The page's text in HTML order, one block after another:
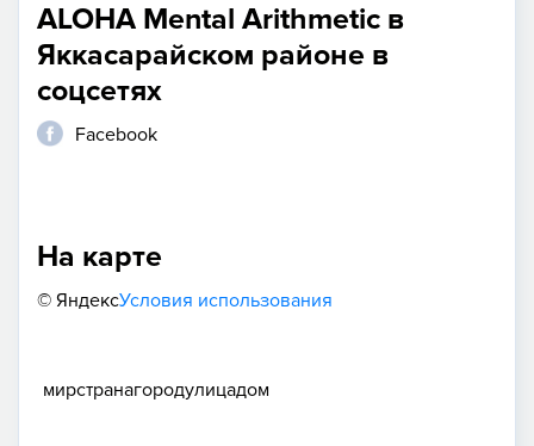
ALOHA Mental Arithmetic в
Яккасарайском районе в
соцсетях
Facebook
На карте
© ЯндексУсловия использования
мирстранагородулицадом